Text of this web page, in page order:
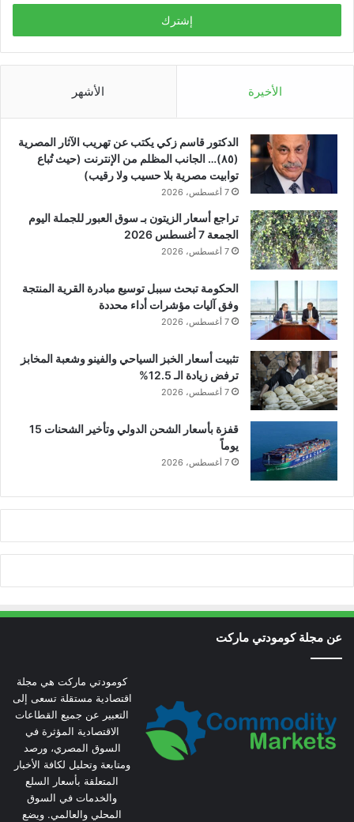
الإلكتروني
الأخيرة الأشهر
الدكتور قاسم زكي يكتب عن تهريب الآثار المصرية
(٨٥)… الجانب المظلم من الإنترنت (حيث تُباع
توابيت مصرية بلا حسيب ولا رقيب)
7 أغسطس، 2026
تراجع أسعار الزيتون بـ سوق العبور للجملة اليوم
الجمعة 7 أغسطس 2026
7 أغسطس، 2026
الحكومة تبحث سببل توسيع مبادرة القرية المنتجة
وفق آليات مؤشرات أداء محددة
7 أغسطس، 2026
تثبيت أسعار الخبز السياحي والفينو وشعبة المخابز
ترفض زيادة الـ 12.5%
7 أغسطس، 2026
قفزة بأسعار الشحن الدولي وتأخير الشحنات 15
يوماً
7 أغسطس، 2026
عن مجلة كومودتي ماركت
كومودتي ماركت هي مجلة
اقتصادية مستقلة تسعى إلى
التعبير عن جميع القطاعات
الاقتصادية المؤثرة في
السوق المصري، ورصد
ومتابعة وتحليل لكافة الأخبار
المتعلقة بأسعار السلع
والخدمات في السوق
المحلي والعالمي. ويضع